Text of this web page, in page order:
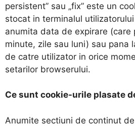
persistent” sau „fix” este un
stocat in terminalul
anumita data de expirare (care
minute, zile sau luni) sau pana
de catre utilizator in orice
setarilor browserului.
Ce sunt cookie-urile plasate
Anumite sectiuni de continut